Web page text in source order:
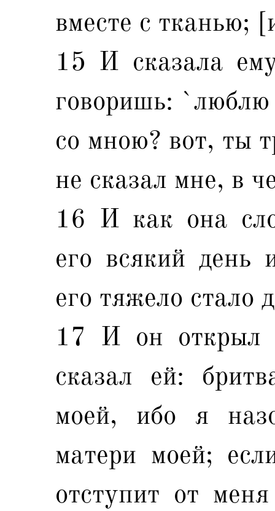
вместе с тканью;
15 И сказала
говоришь: `люблю
со мною? вот, ты
не сказал мне, в
16 И как она
его всякий
его тяжело стало
17 И он открыл
сказал ей:
моей, ибо я
матери моей;
отступит от